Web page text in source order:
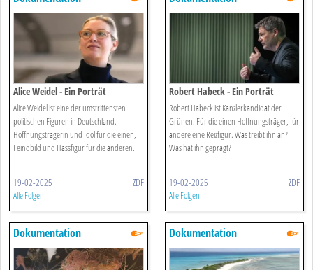
Alice Weidel - Ein Porträt
Alice Weidel ist eine der umstrittensten
politischen Figuren in Deutschland.
Hoffnungsträgerin und Idol für die einen,
Feindbild und Hassfigur für die anderen.
19-02-2025 ZDF
Alle Folgen
Robert Habeck - Ein Porträt
Robert Habeck ist Kanzlerkandidat der
Grünen. Für die einen Hoffnungsträger, für
andere eine Reizfigur. Was treibt ihn an?
Was hat ihn geprägt?
19-02-2025 ZDF
Alle Folgen
Dokumentation Dokumentation